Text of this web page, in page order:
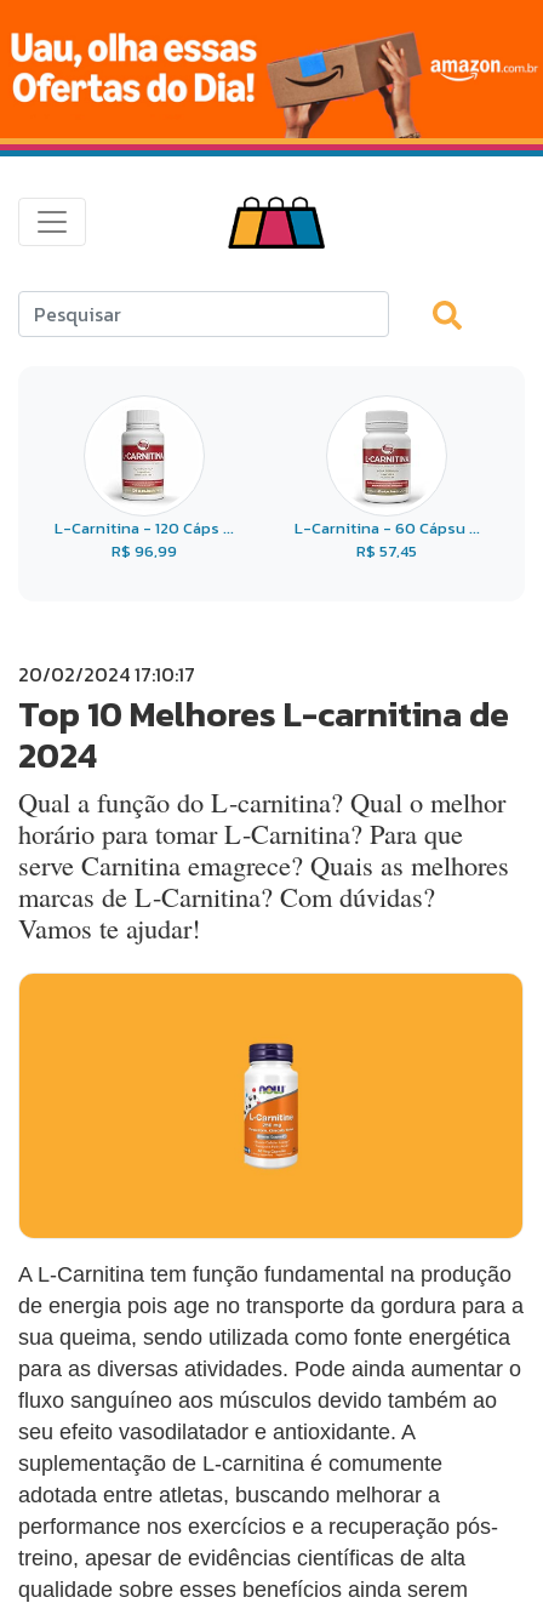
L-Carnitina - 120 Cáps ...
R$ 96,99
L-Carnitina - 60 Cápsu ...
R$ 57,45
20/02/2024 17:10:17
Top 10 Melhores L-carnitina de
2024
Qual a função do L-carnitina? Qual o melhor
horário para tomar L-Carnitina? Para que
serve Carnitina emagrece? Quais as melhores
marcas de L-Carnitina? Com dúvidas?
Vamos te ajudar!
A L-Carnitina tem função fundamental na produção
de energia pois age no transporte da gordura para a
sua queima, sendo utilizada como fonte energética
para as diversas atividades. Pode ainda aumentar o
fluxo sanguíneo aos músculos devido também ao
seu efeito vasodilatador e antioxidante. A
suplementação de L-carnitina é comumente
adotada entre atletas, buscando melhorar a
performance nos exercícios e a recuperação pós-
treino, apesar de evidências científicas de alta
qualidade sobre esses benefícios ainda serem